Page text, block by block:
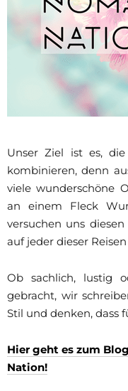
Unser Ziel ist es,
kombinieren, denn
viele wunderschöne
an einem Fleck
versuchen uns
auf jeder dieser
Ob sachlich, lustig
gebracht, wir
Stil und denken, dass
Hier geht es zum
Nation!